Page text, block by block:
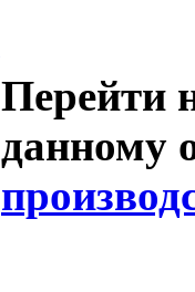
Перейти
данному